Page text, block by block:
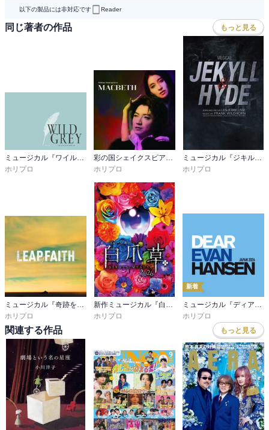
演出：オ・ルピナ
出演：
前田公輝、橋本じゅん、清水くるみ、内海啓貴、糸川耀士郎、中井
智彦、あべこうじ、東山光明、石川禅、安蘭けい ほか
※電子版特典映像以外は紙書籍のプログラムと同じ内容になりま
以下の製品には非対応です Reader
同じ著者の作品 もっと見る
ミュージカル『ワイルド・グレイ』公演プログラム
ホリプロ
彩の国シェイクスピア・シリーズ2nd Vol.２『マクベス』公演プログラム
ホリプロ
ミュージカル『ジキル＆ハイド』2026ver.公演プログラム
ホリプロ
ホリプロ
ホリプロ
新着
ホリプロ
関連する作品 もっと見る